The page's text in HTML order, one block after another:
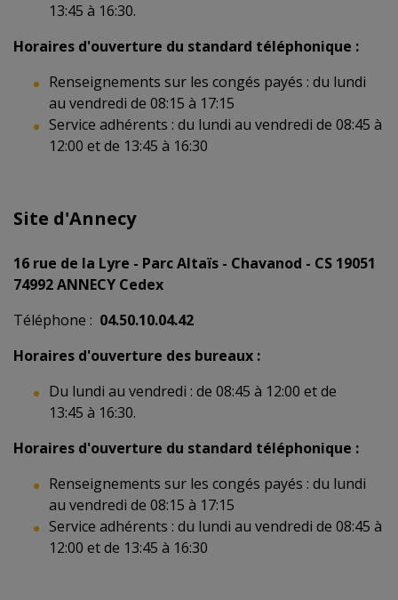
13:45 à 16:30.
Horaires d'ouverture du standard téléphonique :
Renseignements sur les congés payés : du lundi
au vendredi de 08:15 à 17:15
Service adhérents : du lundi au vendredi de 08:45 à
12:00 et de 13:45 à 16:30
Site d'Annecy
16 rue de la Lyre - Parc Altaïs - Chavanod - CS 19051
74992 ANNECY Cedex
Téléphone : 04.50.10.04.42
Horaires d'ouverture des bureaux :
Du lundi au vendredi : de 08:45 à 12:00 et de
13:45 à 16:30.
Horaires d'ouverture du standard téléphonique :
Renseignements sur les congés payés : du lundi
au vendredi de 08:15 à 17:15
Service adhérents : du lundi au vendredi de 08:45 à
12:00 et de 13:45 à 16:30